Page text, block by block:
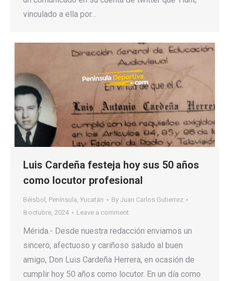
vinculado a ella por…
Luis Cardeña festeja hoy sus 50 años
como locutor profesional
Béisbol , Península, Yucatán By Juan Carlos Gutierrez
8 octubre, 2024
Leave a comment
Mérida.- Desde nuestra redacción enviamos un
sincero, afectuoso y cariñoso saludo al buen
amigo, Don Luis Cardeña Herrera, en ocasión de
cumplir hoy 50 años como locutor. En un día como